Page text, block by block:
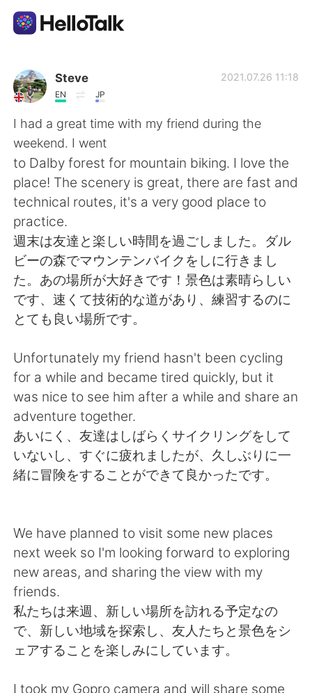
App di scambio linguistico
AI Grammar Checker
Italiano
English 简体中文
繁體中文 Español
العربية Français
Deutsch 日本語
한국어 Русский
ไทย Indonesia
Türkçe Tiếng Việt
Português
Steve
EN JP
2021.07.26 11:18
I had a great time with my friend during the
weekend. I went
to Dalby forest for mountain biking. I love the
place! The scenery is great, there are fast and
technical routes, it's a very good place to
practice.
週末は友達と楽しい時間を過ごしました。ダル
ビーの森でマウンテンバイクをしに行きまし
た。あの場所が大好きです！景色は素晴らしい
です、速くて技術的な道があり、練習するのに
とても良い場所です。
Unfortunately my friend hasn't been cycling
for a while and became tired quickly, but it
was nice to see him after a while and share an
adventure together.
あいにく、友達はしばらくサイクリングをして
いないし、すぐに疲れましたが、久しぶりに一
緒に冒険をすることができて良かったです。
We have planned to visit some new places
next week so I'm looking forward to exploring
new areas, and sharing the view with my
friends.
私たちは来週、新しい場所を訪れる予定なの
で、新しい地域を探索し、友人たちと景色をシ
ェアすることを楽しみにしています。
I took my Gopro camera and will share some